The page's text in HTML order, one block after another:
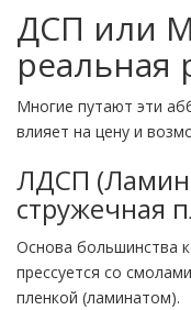
ДСП или
реальная
Многие путают эти
влияет на цену и
ЛДСП
стружечная
Основа большинства
прессуется со
пленкой (ламинатом).